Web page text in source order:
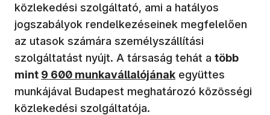
közlekedési szolgáltató, ami a hatályos
jogszabályok rendelkezéseinek megfelelően
az utasok számára személyszállítási
szolgáltatást nyújt. A társaság tehát a több
mint 9 600 munkavállalójának együttes
munkájával Budapest meghatározó közösségi
közlekedési szolgáltatója.